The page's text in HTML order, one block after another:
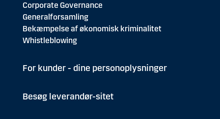
Corporate Governance
Generalforsamling
Bekæmpelse af økonomisk kriminalitet
Whistleblowing
For kunder - dine personoplysninger
Besøg leverandør-sitet